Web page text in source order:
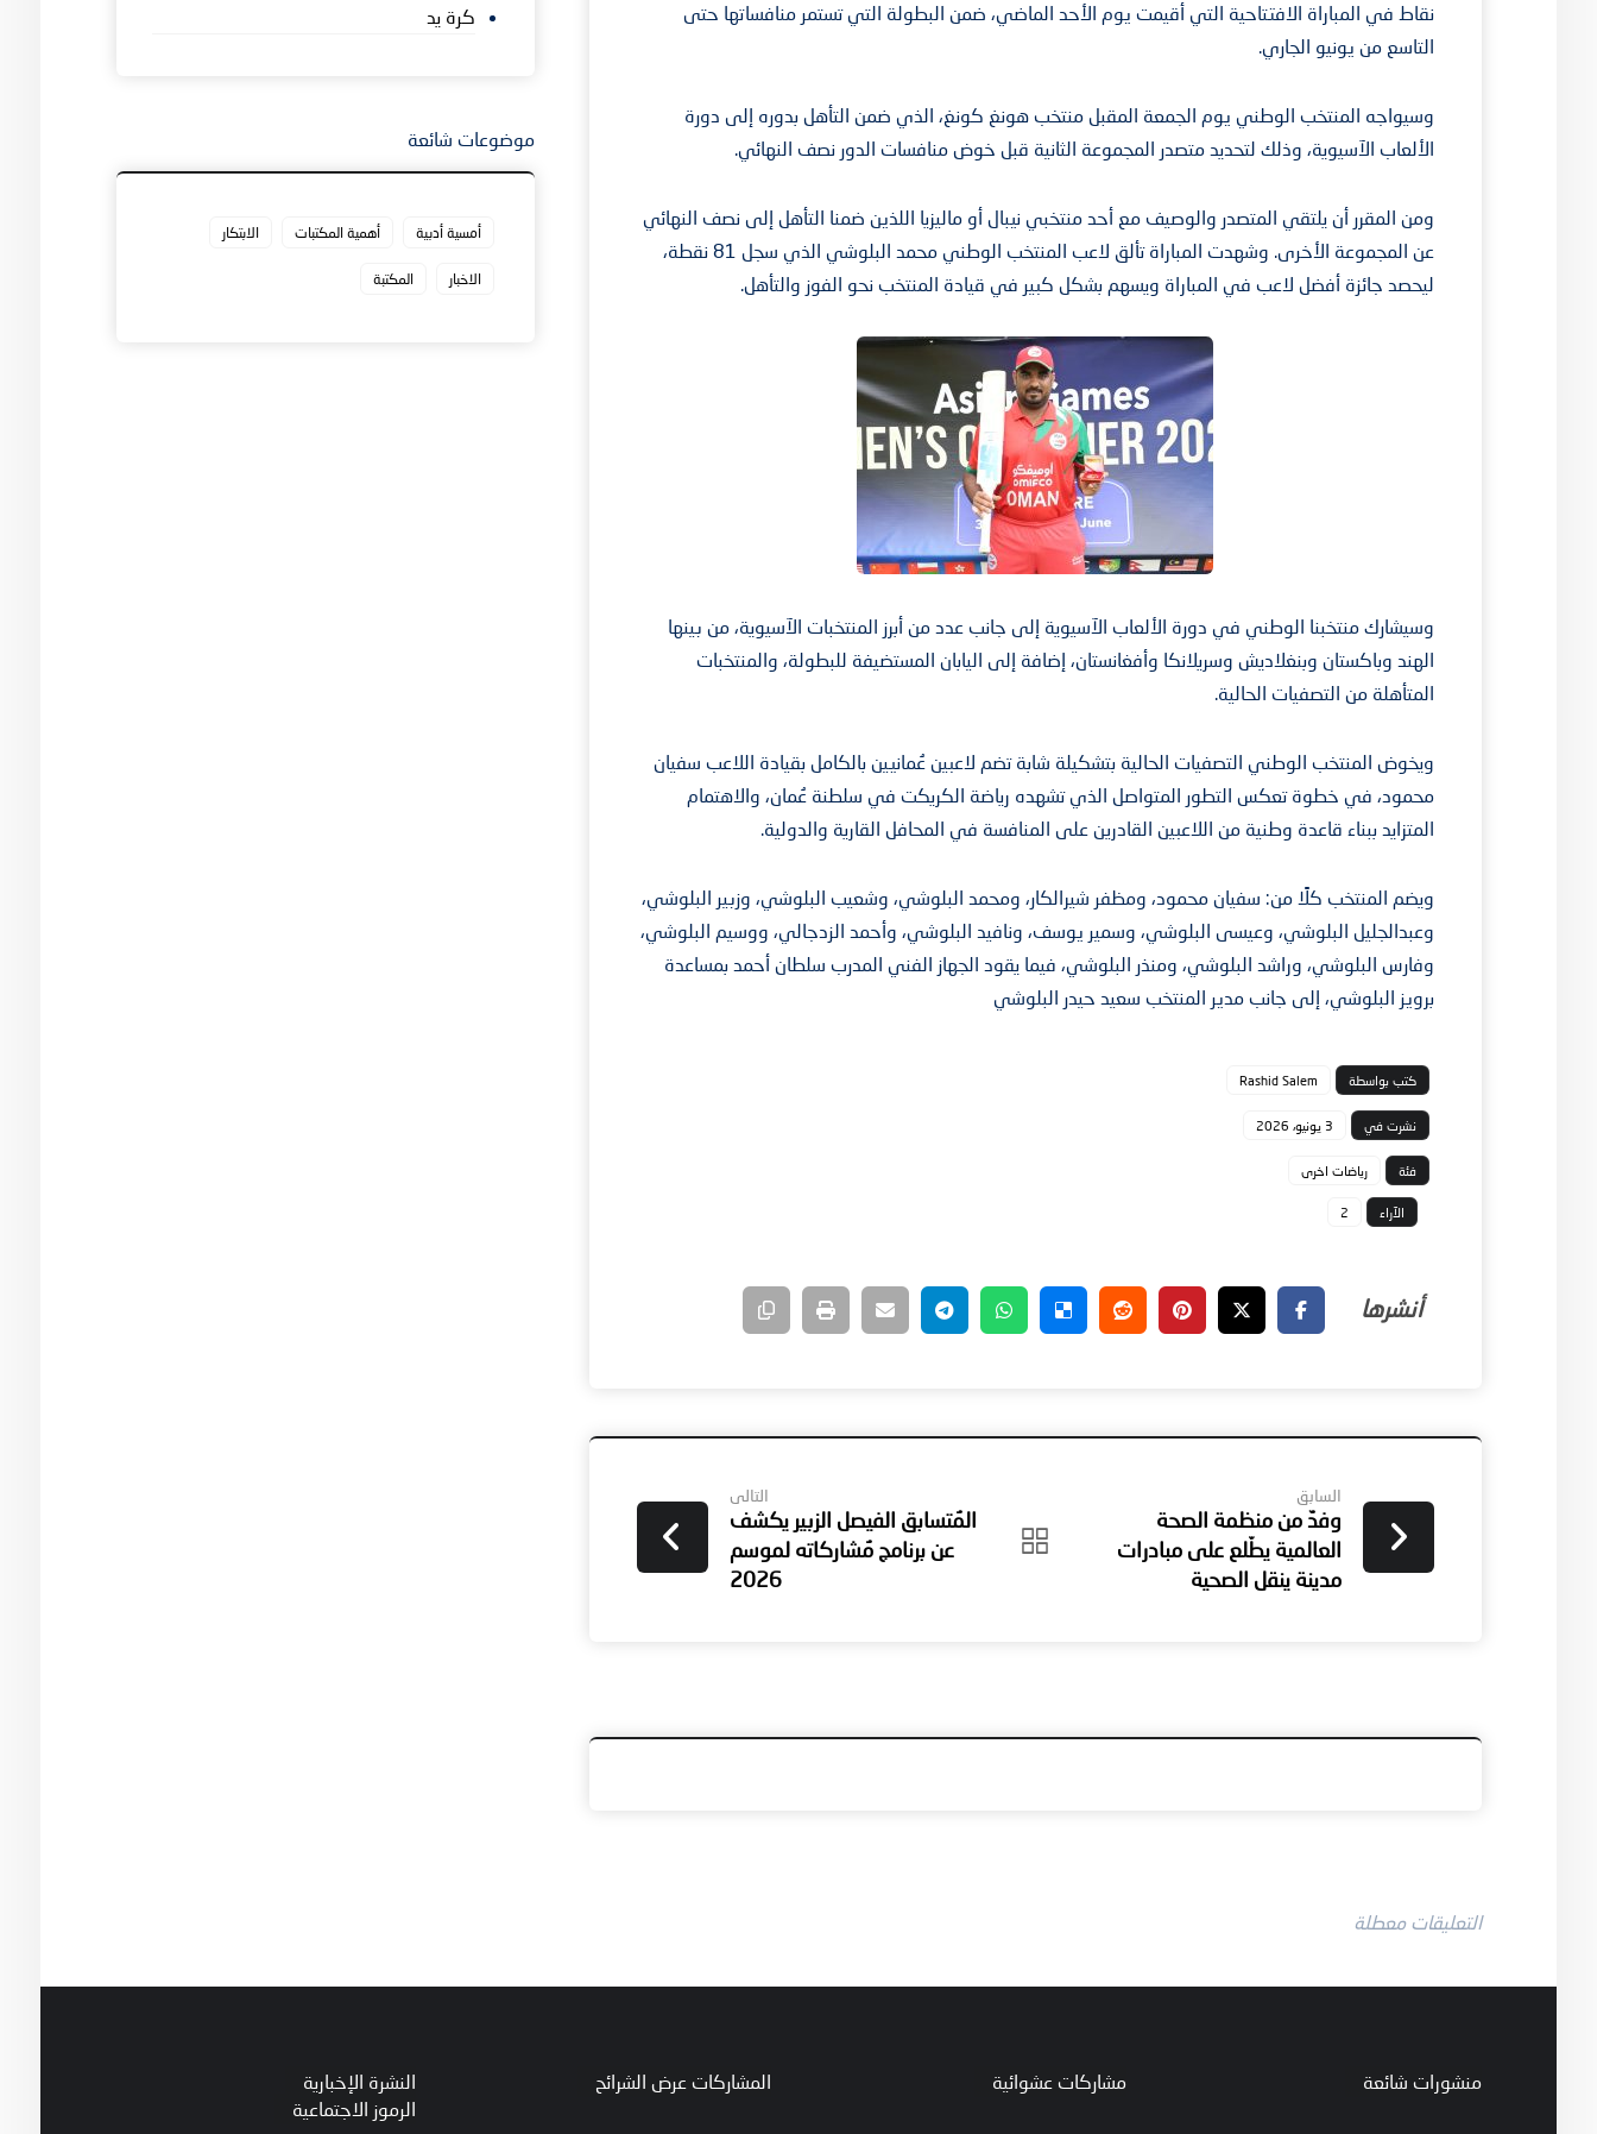
نقاط في المباراة الافتتاحية التي أقيمت يوم الأحد الماضي، ضمن البطولة التي تستمر منافساتها حتى
التاسع من يونيو الجاري.
وسيواجه المنتخب الوطني يوم الجمعة المقبل منتخب هونغ كونغ، الذي ضمن التأهل بدوره إلى دورة
الألعاب الآسيوية، وذلك لتحديد متصدر المجموعة الثانية قبل خوض منافسات الدور نصف النهائي.
ومن المقرر أن يلتقي المتصدر والوصيف مع أحد منتخبي نيبال أو ماليزيا اللذين ضمنا التأهل إلى نصف النهائي
عن المجموعة الأخرى. وشهدت المباراة تألق لاعب المنتخب الوطني محمد البلوشي الذي سجل 81 نقطة،
ليحصد جائزة أفضل لاعب في المباراة ويسهم بشكل كبير في قيادة المنتخب نحو الفوز والتأهل.
وسيشارك منتخبنا الوطني في دورة الألعاب الآسيوية إلى جانب عدد من أبرز المنتخبات الآسيوية، من بينها
الهند وباكستان وبنغلاديش وسريلانكا وأفغانستان، إضافة إلى اليابان المستضيفة للبطولة، والمنتخبات
المتأهلة من التصفيات الحالية.
ويخوض المنتخب الوطني التصفيات الحالية بتشكيلة شابة تضم لاعبين عُمانيين بالكامل بقيادة اللاعب سفيان
محمود، في خطوة تعكس التطور المتواصل الذي تشهده رياضة الكريكت في سلطنة عُمان، والاهتمام
المتزايد ببناء قاعدة وطنية من اللاعبين القادرين على المنافسة في المحافل القارية والدولية.
ويضم المنتخب كلًا من: سفيان محمود، ومظفر شيرالكار، ومحمد البلوشي، وشعيب البلوشي، وزبير البلوشي،
وعبدالجليل البلوشي، وعيسى البلوشي، وسمير يوسف، ونافيد البلوشي، وأحمد الزدجالي، ووسيم البلوشي،
وفارس البلوشي، وراشد البلوشي، ومنذر البلوشي، فيما يقود الجهاز الفني المدرب سلطان أحمد بمساعدة
برويز البلوشي، إلى جانب مدير المنتخب سعيد حيدر البلوشي
كتب بواسطة Rashid Salem
نشرت في 3 يونيو، 2026
فئة رياضات اخرى
الآراء 2
السابق
وفدٌ من منظمة الصحة
العالمية يطّلع على مبادرات
مدينة ينقل الصحية
التالى
المُتسابق الفيصل الزبير يكشف
عن برنامج مُشاركاته لموسم
2026
التعليقات معطلة
كرة يد
موضوعات شائعة
أمسية أدبية أهمية المكتبات الابتكار
الاخبار المكتبة
منشورات شائعة مشاركات عشوائية المشاركات عرض الشرائح
النشرة الإخبارية
الرموز الاجتماعية